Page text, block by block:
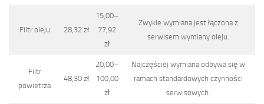
Filtr oleju 28,32 zł
15,00–
77,92
zł
Zwykle wymiana jest łączona z
serwisem wymiany oleju.
Filtr
powietrza
48,30 zł
20,00–
100,00
zł
Najczęściej wymiana odbywa się w
ramach standardowych czynności
serwisowych.